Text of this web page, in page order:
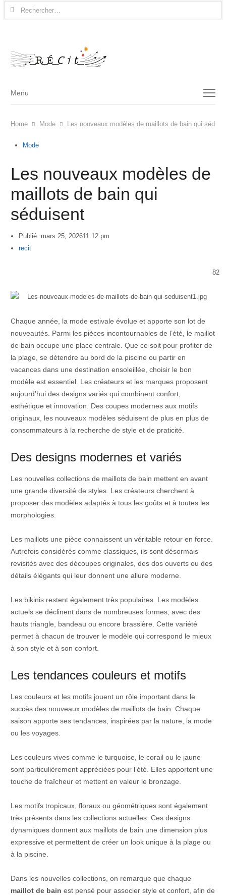
Rechercher :
Menu
Menu
Home Mode Les nouveaux modèles de maillots de bain qui
Mode
Les nouveaux modèles de
maillots de bain qui
séduisent
Publié :mars 25, 202611:12 pm
Author
recit
82
Chaque année, la mode estivale évolue et apporte son lot de
nouveautés. Parmi les pièces incontournables de l’été, le maillot
de bain occupe une place centrale. Que ce soit pour profiter de
la plage, se détendre au bord de la piscine ou partir en
vacances dans une destination ensoleillée, choisir le bon
modèle est essentiel. Les créateurs et les marques proposent
aujourd’hui des designs variés qui combinent confort,
esthétique et innovation. Des coupes modernes aux motifs
originaux, les nouveaux modèles séduisent de plus en plus de
consommateurs à la recherche de style et de praticité.
Des designs modernes et variés
Les nouvelles collections de maillots de bain mettent en avant
une grande diversité de styles. Les créateurs cherchent à
proposer des modèles adaptés à tous les goûts et à toutes les
morphologies.
Les maillots une pièce connaissent un véritable retour en force.
Autrefois considérés comme classiques, ils sont désormais
revisités avec des découpes originales, des dos ouverts ou des
détails élégants qui leur donnent une allure moderne.
Les bikinis restent également très populaires. Les modèles
actuels se déclinent dans de nombreuses formes, avec des
hauts triangle, bandeau ou encore brassière. Cette variété
permet à chacun de trouver le modèle qui correspond le mieux
à son style et à son confort.
Les tendances couleurs et motifs
Les couleurs et les motifs jouent un rôle important dans le
succès des nouveaux modèles de maillots de bain. Chaque
saison apporte ses tendances, inspirées par la nature, la mode
ou les voyages.
Les couleurs vives comme le turquoise, le corail ou le jaune
sont particulièrement appréciées pour l’été. Elles apportent une
touche de fraîcheur et mettent en valeur le bronzage.
Les motifs tropicaux, floraux ou géométriques sont également
très présents dans les collections actuelles. Ces designs
dynamiques donnent aux maillots de bain une dimension plus
expressive et permettent de créer un look unique à la plage ou
à la piscine.
Dans les nouvelles collections, on remarque que chaque
maillot de bain est pensé pour associer style et confort, afin de